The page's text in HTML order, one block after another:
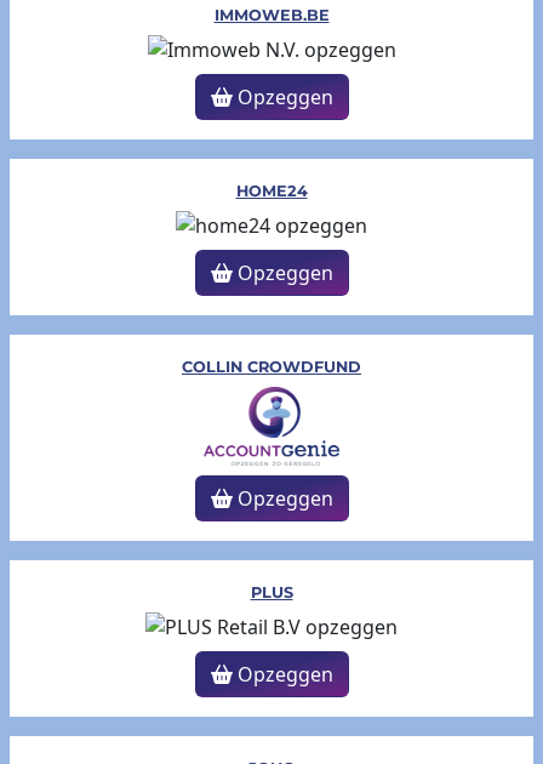
IMMOWEB.BE
Opzeggen
HOME24
Opzeggen
COLLIN CROWDFUND
Opzeggen
PLUS
Opzeggen